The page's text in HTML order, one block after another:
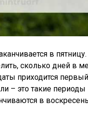
в
сколько дней в
приходится
– это такие
в